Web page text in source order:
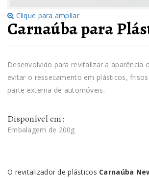
Clique para ampliar
Carnaúba para
Desenvolvido para revitalizar a aparência
evitar o ressecamento em plásticos,
parte externa de automóveis.
Disponível em:
Embalagem de 200g
O revitalizador de plásticos Carnaúba